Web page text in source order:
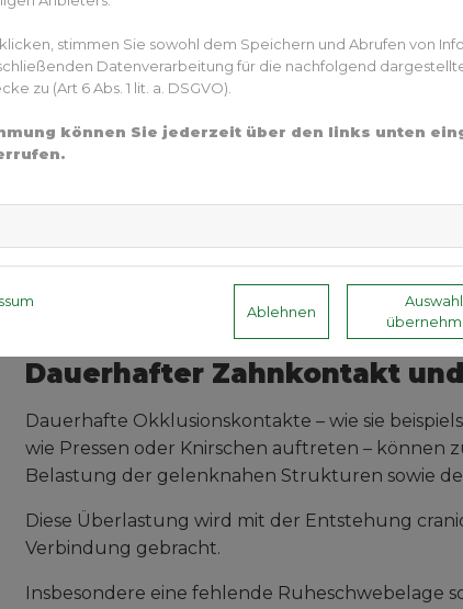
Physiologisch liegt die Zunge mit breiter
befindet sich dabei im Bereich der Papilla
auszuüben.
Diese Position unterstützt:
die Stabilität dentaler und skelettaler
Die Zungenruhelage trägt damit wesentlich zur
Dauerhafter Zahnkontakt
Dauerhafte Okklusionskontakte – wie sie
wie Pressen oder Knirschen auftreten – können
Belastung der gelenknahen Strukturen sowie
Diese Überlastung wird mit der Entstehung
Verbindung gebracht.
Insbesondere eine fehlende Ruheschwebelage
klicken, stimmen Sie sowohl dem Speichern und Abrufen von
Datenverarbeitung für die nachfolgend
zu (Art 6 Abs. 1 lit. a. DSGVO).
können Sie jederzeit über den links unten
Ablehnen
Auswahl